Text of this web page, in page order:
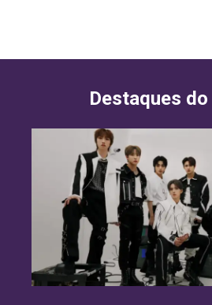
Destaques do